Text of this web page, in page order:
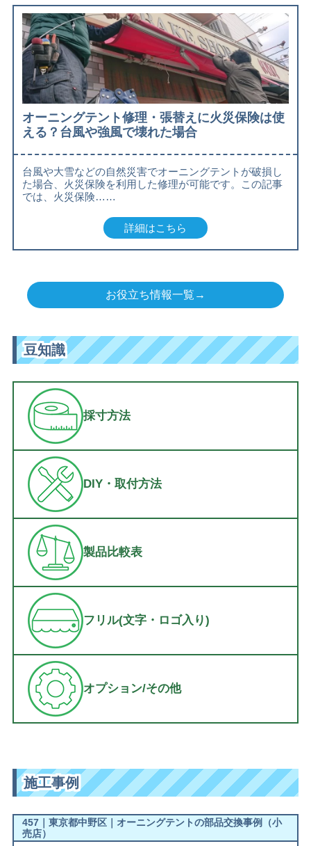
オーニングテント修理・張替えに火災保険は使
える？台風や強風で壊れた場合
台風や大雪などの自然災害でオーニングテントが破損し
た場合、火災保険を利用した修理が可能です。この記事
では、火災保険……
詳細はこちら
お役立ち情報一覧→
豆知識
採寸方法
DIY・取付方法
製品比較表
フリル(文字・ロゴ入り)
オプション/その他
施工事例
457｜東京都中野区｜オーニングテントの部品交換事例（小
売店）